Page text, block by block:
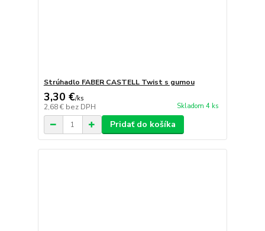
Strúhadlo FABER CASTELL Twist s gumou
3,30 €/ks
2,68 € bez DPH Skladom 4 ks
Pridať do košíka